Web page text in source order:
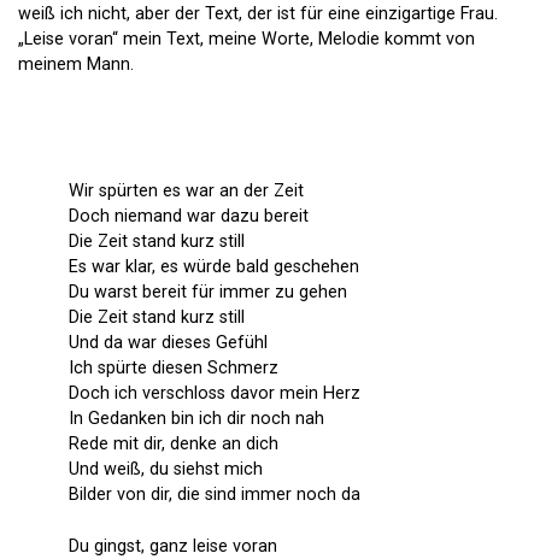
weiß ich nicht, aber der Text, der ist für eine einzigartige Frau.
„Leise voran“ mein Text, meine Worte, Melodie kommt von
meinem Mann.
Wir spürten es war an der Zeit
Doch niemand war dazu bereit
Die Zeit stand kurz still
Es war klar, es würde bald geschehen
Du warst bereit für immer zu gehen
Die Zeit stand kurz still
Und da war dieses Gefühl
Ich spürte diesen Schmerz
Doch ich verschloss davor mein Herz
In Gedanken bin ich dir noch nah
Rede mit dir, denke an dich
Und weiß, du siehst mich
Bilder von dir, die sind immer noch da
Du gingst, ganz leise voran